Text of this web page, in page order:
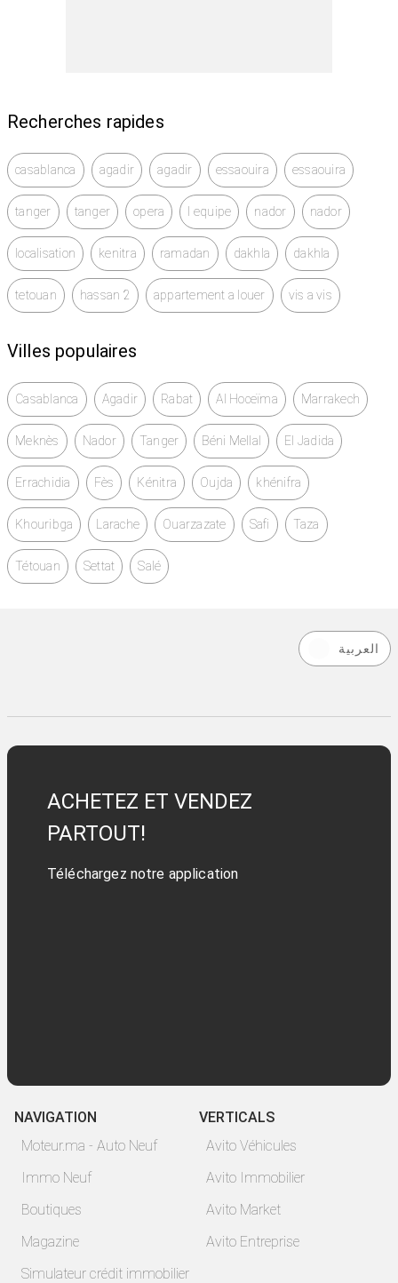
Recherches rapides
casablanca agadir agadir essaouira essaouira
tanger tanger opera l equipe nador nador
localisation kenitra ramadan dakhla dakhla
tetouan hassan 2 appartement a louer vis a vis
Villes populaires
Casablanca Agadir Rabat Al Hoceïma Marrakech
Meknès Nador Tanger Béni Mellal El Jadida
Errachidia Fès Kénitra Oujda khénifra
Khouribga Larache Ouarzazate Safi Taza
Tétouan Settat Salé
العربية
ACHETEZ ET VENDEZ
PARTOUT!
Téléchargez notre application
NAVIGATION
Moteur.ma - Auto Neuf
Immo Neuf
Boutiques
Magazine
Simulateur crédit immobilier
VERTICALS
Avito Véhicules
Avito Immobilier
Avito Market
Avito Entreprise